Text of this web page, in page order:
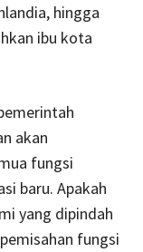
hingga
ibu kota
akan
fungsi
baru. Apakah
yang dipindah
fungsi